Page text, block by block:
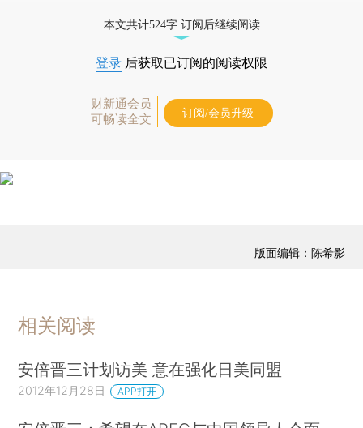
本文共计524字 订阅后继续阅读
登录 后获取已订阅的阅读权限
财新通会员
可畅读全文
订阅/会员升级
版面编辑：陈希影
相关阅读
安倍晋三计划访美 意在强化日美同盟
2012年12月28日 APP打开